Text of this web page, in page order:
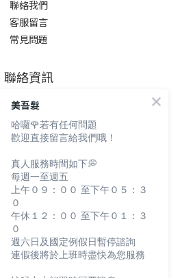
聯絡我們
客服留言
常見問題
聯絡資訊
6621 (無提供訂購服務)
至週五 09:30-12:00；
北路167號5樓(無提供現場販售)
美吾髮
哈囉🌹若有任何問題
歡迎直接留言給我們哦！
真人服務時間如下💭
每週一至週五
上午０９：００ 至下午０５：３
０
午休１２：００ 至下午０１：３
０
週六日及國定例假日暫停諮詢
連假後將於上班時盡快為您服務